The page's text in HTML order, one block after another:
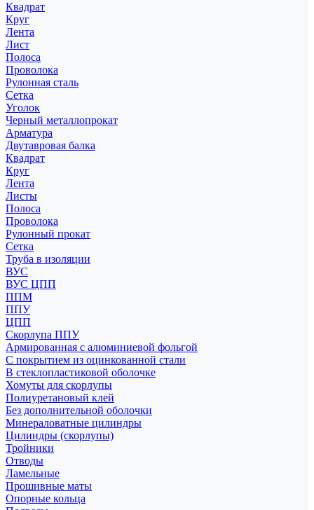
Квадрат
Круг
Лента
Лист
Полоса
Проволока
Рулонная сталь
Сетка
Уголок
Черный металлопрокат
Арматура
Двутавровая балка
Квадрат
Круг
Лента
Листы
Полоса
Проволока
Рулонный прокат
Сетка
Труба в изоляции
ВУС
ВУС ЦПП
ППМ
ППУ
ЦПП
Скорлупа ППУ
Армированная с алюминиевой фольгой
С покрытием из оцинкованной стали
В стеклопластиковой оболочке
Хомуты для скорлупы
Полиуретановый клей
Без дополнительной оболочки
Минераловатные цилиндры
Цилиндры (скорлупы)
Тройники
Отводы
Ламельные
Прошивные маты
Опорные кольца